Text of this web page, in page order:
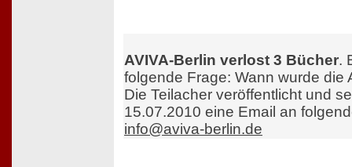
AVIVA-Berlin verlost 3 Bücher.
folgende Frage: Wann wurde die
Die Teilacher veröffentlicht und
15.07.2010 eine Email an
info@aviva-berlin.de